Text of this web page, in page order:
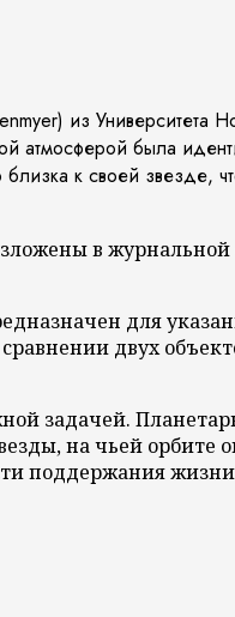
из
атмосферой была
к своей звезде,
в
для
двух
задачей.
на чьей орбите
поддержания